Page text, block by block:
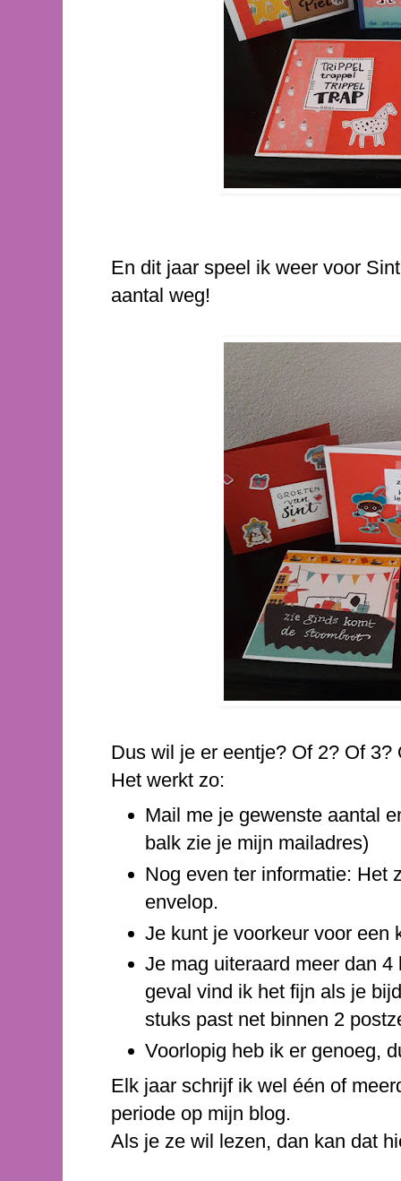
En dit jaar speel ik weer voor
aantal weg!
Dus wil je er eentje? Of 2? Of 3?
Het werkt zo:
Mail me je gewenste aantal
balk zie je mijn mailadres)
Nog even ter informatie: Het
envelop.
Je kunt je voorkeur voor een
Je mag uiteraard meer dan
geval vind ik het fijn als je
stuks past net binnen 2
Voorlopig heb ik er genoeg,
Elk jaar schrijf ik wel één of
periode op mijn blog.
Als je ze wil lezen, dan kan dat